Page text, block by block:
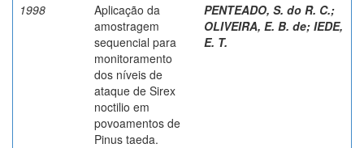
1998
Aplicação da
amostragem
sequencial para
monitoramento
dos níveis de
ataque de Sirex
noctilio em
povoamentos de
Pinus taeda.
PENTEADO, S. do R. C.;
OLIVEIRA, E. B. de; IEDE,
E. T.